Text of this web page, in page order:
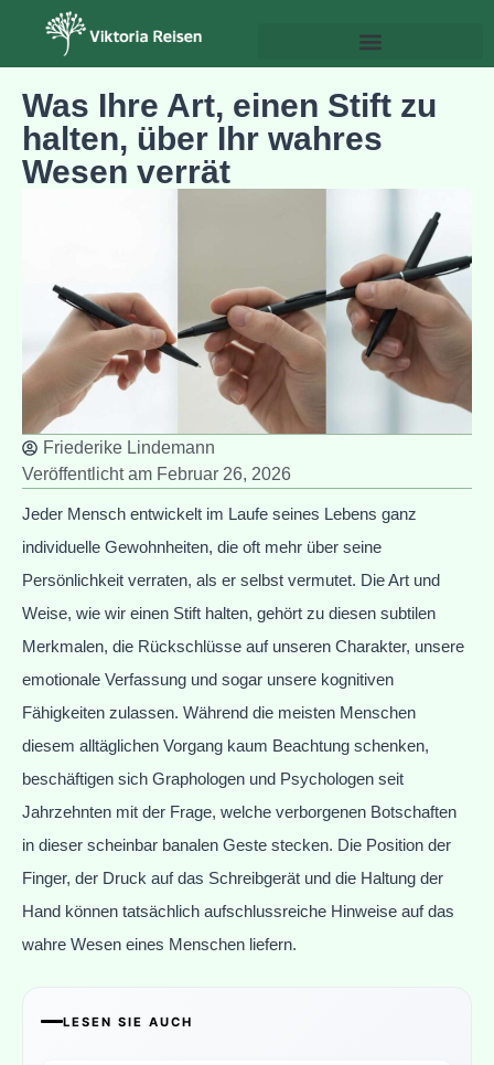
Was Ihre Art, einen Stift zu
halten, über Ihr wahres
Wesen verrät
Friederike Lindemann
Veröffentlicht am Februar 26, 2026
Jeder Mensch entwickelt im Laufe seines Lebens ganz
individuelle Gewohnheiten, die oft mehr über seine
Persönlichkeit verraten, als er selbst vermutet. Die Art und
Weise, wie wir einen Stift halten, gehört zu diesen subtilen
Merkmalen, die Rückschlüsse auf unseren Charakter, unsere
emotionale Verfassung und sogar unsere kognitiven
Fähigkeiten zulassen. Während die meisten Menschen
diesem alltäglichen Vorgang kaum Beachtung schenken,
beschäftigen sich Graphologen und Psychologen seit
Jahrzehnten mit der Frage, welche verborgenen Botschaften
in dieser scheinbar banalen Geste stecken. Die Position der
Finger, der Druck auf das Schreibgerät und die Haltung der
Hand können tatsächlich aufschlussreiche Hinweise auf das
wahre Wesen eines Menschen liefern.
LESEN SIE AUCH